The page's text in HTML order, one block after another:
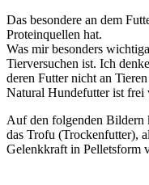
Das besondere an dem
Proteinquellen hat.
Was mir besonders
Tierversuchen ist. Ich
deren Futter nicht an
Natural Hundefutter ist frei
Auf den folgenden Bildern
das Trofu (Trockenfutter),
Gelenkkraft in Pelletsform